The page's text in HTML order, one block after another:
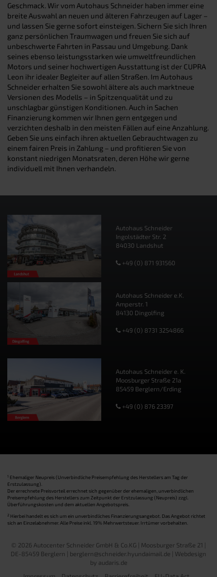
Geschmack. Wir vom Autohaus Schneider haben immer eine
breite Auswahl an neuen und älteren Fahrzeugen auf Lager –
und lassen Sie gerne sofort einsteigen. Sichern Sie sich Ihren
ganz persönlichen Traumwagen und freuen Sie sich auf
unbeschwerte Fahrten in Passau und Umgebung. Dank
seines ebenso leistungsstarken wie umweltfreundlichen
Motors und seiner hochwertigen Ausstattung ist der CUPRA
Leon ihr idealer Begleiter auf allen Straßen. Im Autohaus
Schneider erhalten Sie sowohl ältere als auch marktneue
Versionen des Modells – in Spitzenqualität und zu
unschlagbar günstigen Konditionen. Auch in Sachen
Finanzierung kommen wir Ihnen gern entgegen und
verzichten deshalb in den meisten Fällen auf eine Anzahlung.
Geben Sie uns einfach ihren aktuellen Gebrauchtwagen zu
einem fairen Preis in Zahlung – und profitieren Sie von
konstant niedrigen Monatsraten, deren Höhe wir gerne
individuell mit Ihnen verhandeln.
Autohaus Schneider
Ingolstädter Str. 2
84030 Landshut
+49 (0) 871 931560
Autohaus Schneider e.K.
Amperstr. 1
84130 Dingolfing
+49 (0) 8731 3254866
Autohaus Schneider e. K.
Moosburger Straße 21a
85459 Berglern/Erding
+49 (0) 876 23397
1 Ehemaliger Neupreis (Unverbindliche Preisempfehlung des Herstellers am Tag der
Erstzulassung).
Der errechnete Preisvorteil errechnet sich gegenüber der ehemaligen, unverbindlichen
Preisempfehlung des Herstellers zum Zeitpunkt der Erstzulassung (Neupreis) zzgl.
Überführungskosten und dem aktuellen Angebotspreis.
2 Hierbei handelt es sich um ein unverbindliches Finanzierungsangebot. Das Angebot richtet
sich an Einzelabnehmer. Alle Preise inkl. 19% Mehrwertsteuer. Irrtümer vorbehalten.
© 2026 Autocenter Schneider GmbH & Co.KG | Moosburger Straße 21 |
DE-85459 Berglern | berglern@schneider.hyundaimail.de | Webdesign
by audaris.de